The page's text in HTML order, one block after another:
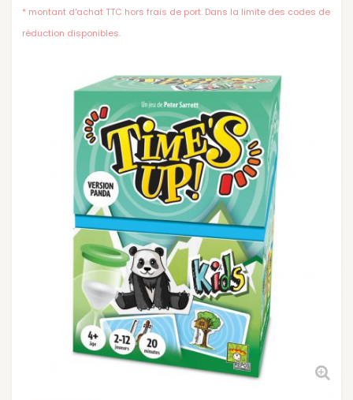
* montant d'achat TTC hors frais de port. Dans la limite des codes de
réduction disponibles.